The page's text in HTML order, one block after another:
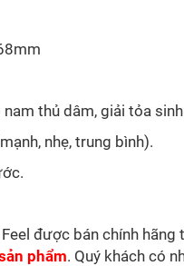
nam thủ dâm, giải tỏa sinh
nhẹ, trung bình).
được bán chính hãng
phẩm. Quý khách có